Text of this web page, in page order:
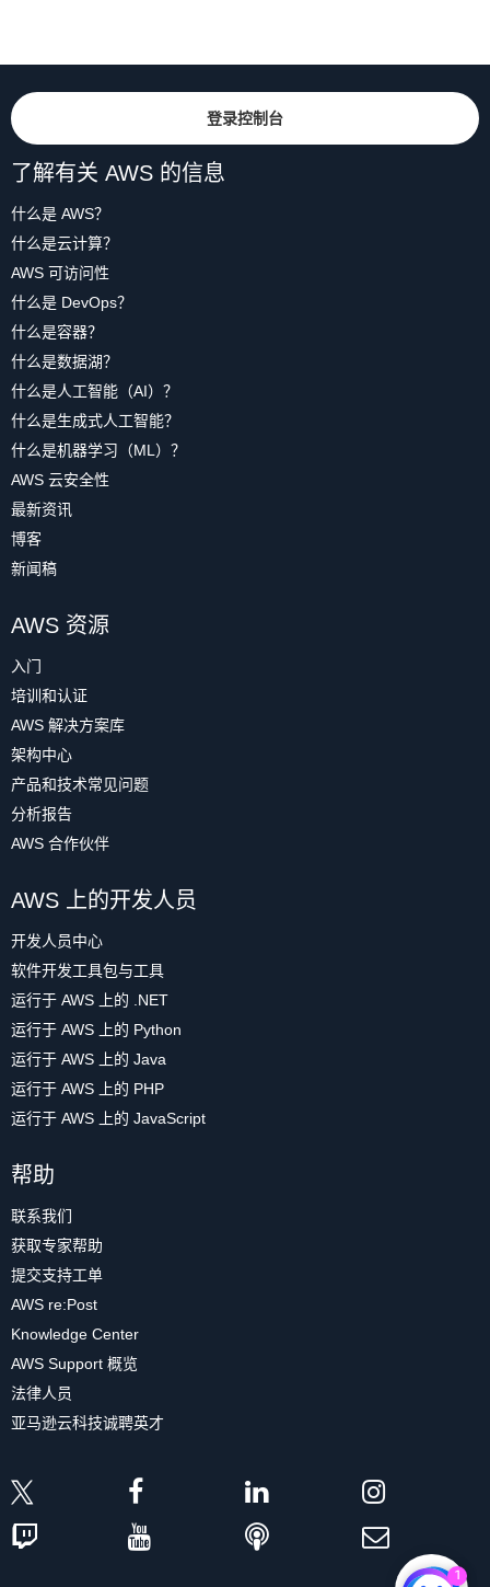
登录控制台
了解有关 AWS 的信息
什么是 AWS？
什么是云计算？
AWS 可访问性
什么是 DevOps？
什么是容器？
什么是数据湖？
什么是人工智能（AI）？
什么是生成式人工智能？
什么是机器学习（ML）？
AWS 云安全性
最新资讯
博客
新闻稿
AWS 资源
入门
培训和认证
AWS 解决方案库
架构中心
产品和技术常见问题
分析报告
AWS 合作伙伴
AWS 上的开发人员
开发人员中心
软件开发工具包与工具
运行于 AWS 上的 .NET
运行于 AWS 上的 Python
运行于 AWS 上的 Java
运行于 AWS 上的 PHP
运行于 AWS 上的 JavaScript
帮助
联系我们
获取专家帮助
提交支持工单
AWS re:Post
Knowledge Center
AWS Support 概览
法律人员
亚马逊云科技诚聘英才
1